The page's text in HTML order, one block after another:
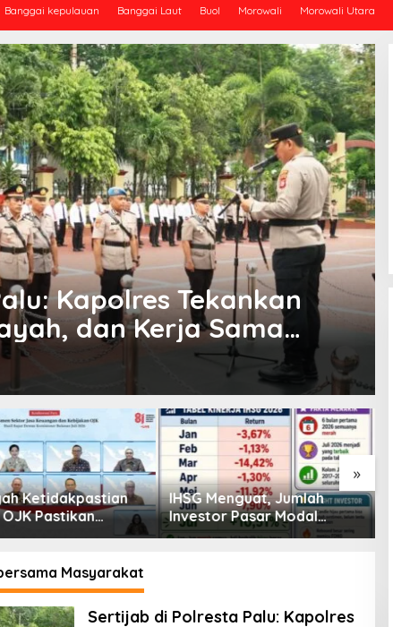
Banggai kepulauan Banggai Laut Buol Morowali Morowali Utara
Kapolres Tekankan
dan Kerja Sama
»
Jumlah
Pasar Modal
Pembiayaan Tumbuh
Positif, Ini Kondisi Terkini
Sektor PVML hingga Juni
Masyarakat
Sertijab di Polresta Palu: Kapolres